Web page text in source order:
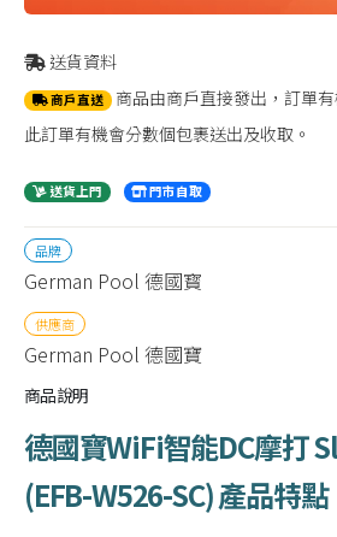
送貨資料
商戶直送 商品由商戶直接發出，訂單
此訂單有機會分數個包裹送出及收取。
送貨上門 門市自取
品牌
German Pool 德國寳
供應商
German Pool 德國寶
商品說明
德國寶WiFi智能DC摩打
(EFB-W526-SC)產品特點